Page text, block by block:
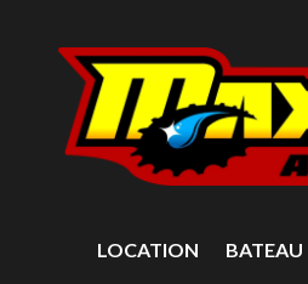
LOCATION BATEAU